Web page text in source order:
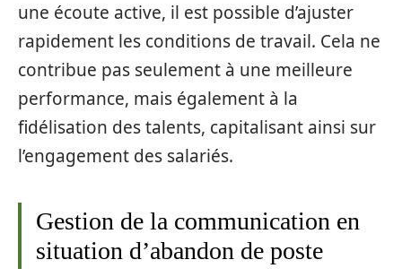
une écoute active, il est possible d’ajuster
rapidement les conditions de travail. Cela ne
contribue pas seulement à une meilleure
performance, mais également à la
fidélisation des talents, capitalisant ainsi sur
l’engagement des salariés.
Gestion de la communication en
situation d’abandon de poste